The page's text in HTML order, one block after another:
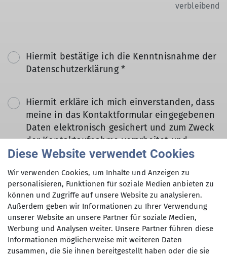
verbleibend
Hiermit bestätige ich die Kenntnisnahme der
Datenschutzerklärung *
Hiermit erkläre ich mich einverstanden, dass
meine in das Kontaktformular eingegebenen
Daten elektronisch gesichert und zum Zweck
der Kontaktaufnahme verarbeitet und
genutzt werden. Mir ist bekannt, dass ich
kann. *
Mit (*) markierte Felder
sind Pflichtfelder
Absenden
Diese Website verwendet Cookies
Wir verwenden Cookies, um Inhalte und Anzeigen zu
personalisieren, Funktionen für soziale Medien anbieten zu
können und Zugriffe auf unsere Website zu analysieren.
Außerdem geben wir Informationen zu Ihrer Verwendung
unserer Website an unsere Partner für soziale Medien,
Werbung und Analysen weiter. Unsere Partner führen diese
Informationen möglicherweise mit weiteren Daten
zusammen, die Sie ihnen bereitgestellt haben oder die sie